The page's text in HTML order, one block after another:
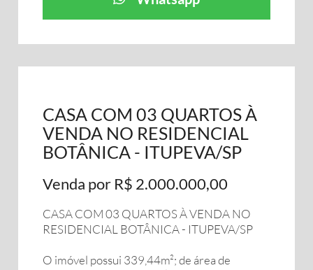
CASA COM 03 QUARTOS À
VENDA NO RESIDENCIAL
BOTÂNICA - ITUPEVA/SP
Venda por R$ 2.000.000,00
CASA COM 03 QUARTOS À VENDA NO
RESIDENCIAL BOTÂNICA - ITUPEVA/SP
O imóvel possui 339,44m²; de área de